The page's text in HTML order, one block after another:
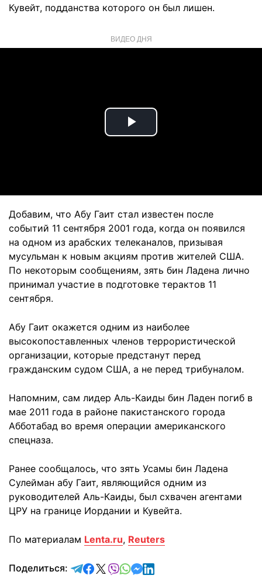
Кувейт, подданства которого он был лишен.
ВИДЕО ДНЯ
Play
Добавим, что Абу Гаит стал известен после
событий 11 сентября 2001 года, когда он появился
на одном из арабских телеканалов, призывая
мусульман к новым акциям против жителей США.
По некоторым сообщениям, зять бин Ладена лично
принимал участие в подготовке терактов 11
сентября.
Абу Гаит окажется одним из наиболее
высокопоставленных членов террористической
организации, которые предстанут перед
гражданским судом США, а не перед трибуналом.
Напомним, сам лидер Аль-Каиды бин Ладен погиб в
мае 2011 года в районе пакистанского города
Абботабад во время операции американского
спецназа.
Ранее сообщалось, что зять Усамы бин Ладена
Сулейман абу Гаит, являющийся одним из
руководителей Аль-Каиды, был схвачен агентами
ЦРУ на границе Иордании и Кувейта.
По материалам Lenta.ru, Reuters
Поделиться: отправить в Telegram
поделиться в Facebook
поделиться в X
отправить в Viber
отправить в Whatsapp
отправить в Messenger
отправить в LinkedIn